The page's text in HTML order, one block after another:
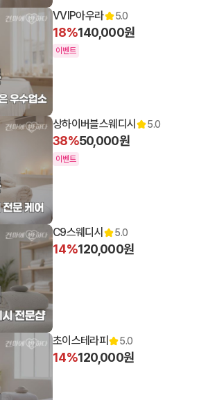
VVIP아우라 5.0
18%140,000원
이벤트
상하이버블스웨디시 5.0
38%50,000원
이벤트
C9스웨디시 5.0
14%120,000원
초이스테라피 5.0
14%120,000원